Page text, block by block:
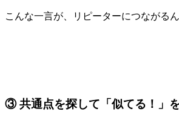
こんな一言が、リピーターにつながる
③ 共通点を探して「似てる！」